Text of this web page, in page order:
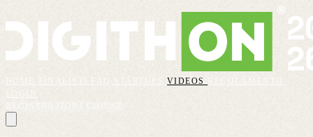
VIDEOS
REGOLAMENTO